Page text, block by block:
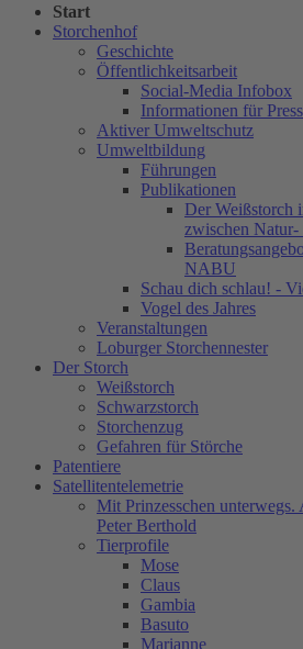
Start
Storchenhof
Geschichte
Öffentlichkeitsarbeit
Social-Media Infobox
Informationen für
Aktiver Umweltschutz
Umweltbildung
Führungen
Publikationen
Der Weißstorch
zwischen
NABU
Schau dich schlau! -
Vogel des Jahres
Veranstaltungen
Loburger Storchennester
Der Storch
Weißstorch
Schwarzstorch
Storchenzug
Gefahren für Störche
Patentiere
Satellitentelemetrie
Mit Prinzesschen
Peter Berthold
Tierprofile
Mose
Claus
Gambia
Basuto
Marianne